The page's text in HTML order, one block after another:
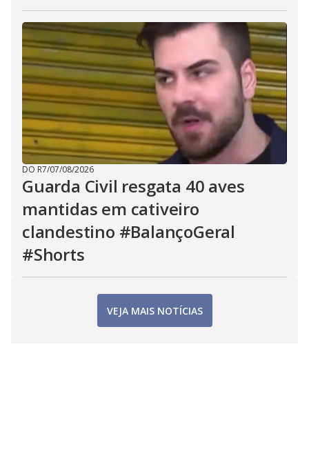
DO R7/07/08/2026
Guarda Civil resgata 40 aves
mantidas em cativeiro
clandestino #BalançoGeral
#Shorts
VEJA MAIS NOTÍCIAS